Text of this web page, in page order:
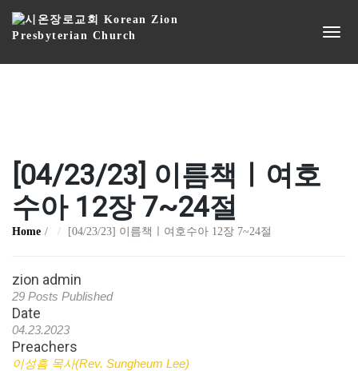
[04/23/23] 이름책ㅣ여호
수아 12장 7~24절
Home [04/23/23] 이름책ㅣ여호수아 12장 7~24절
zion admin
29 Posts Published
Date
04.23.2023
Preachers
이성흠 목사(Rev. Sungheum Lee)